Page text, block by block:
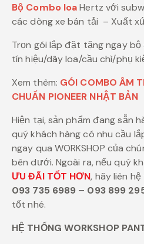
Bộ Combo loaHertz với
các dòng xe bán tải – Xuất
Trọn gói lắp đặt tặng ngay
tín hiệu/dây loa/cầu chì/phụ
Xem thêm: GÓI COMBO ÂM
CHUẨN PIONEER NHẬT BẢN
Hiện tại, sản phẩm đang sẵn
quý khách hàng có nhu cầu
ngay qua WORKSHOP của
bên dưới. Ngoài ra, nếu quý
ƯU ĐÃI TỐT HƠN, hãy liên
093 735 6989 – 093 899
tốt nhé.
HỆ THỐNG WORKSHOP